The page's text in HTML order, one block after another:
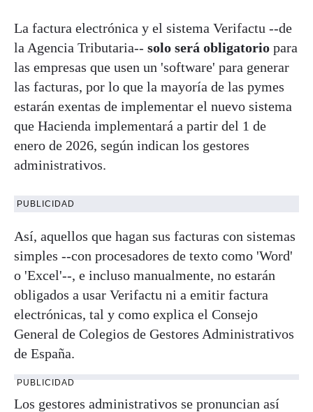
La factura electrónica y el sistema Verifactu --de
la Agencia Tributaria-- solo será obligatorio para
las empresas que usen un 'software' para generar
las facturas, por lo que la mayoría de las pymes
estarán exentas de implementar el nuevo sistema
que Hacienda implementará a partir del 1 de
enero de 2026, según indican los gestores
administrativos.
PUBLICIDAD
Así, aquellos que hagan sus facturas con sistemas
simples --con procesadores de texto como 'Word'
o 'Excel'--, e incluso manualmente, no estarán
obligados a usar Verifactu ni a emitir factura
electrónicas, tal y como explica el Consejo
General de Colegios de Gestores Administrativos
de España.
PUBLICIDAD
Los gestores administrativos se pronuncian así